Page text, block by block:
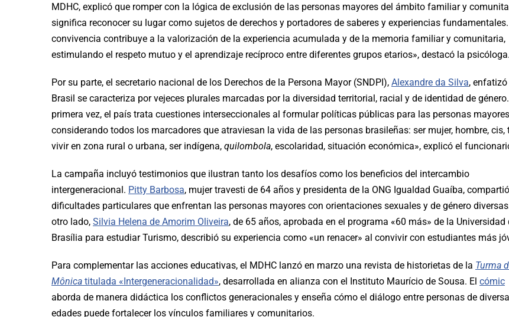
MDHC, explicó que romper con la lógica de exclusión de las personas mayores del ámbito familiar y
significa reconocer su lugar como sujetos de derechos y portadores de saberes y experiencias
convivencia contribuye a la valorización de la experiencia acumulada y de la memoria familiar y comunitaria,
estimulando el respeto mutuo y el aprendizaje recíproco entre diferentes grupos etarios», destacó la psicóloga.
Por su parte, el secretario nacional de los Derechos de la Persona Mayor (SNDPI), Alexandre da Silva,
Brasil se caracteriza por vejeces plurales marcadas por la diversidad territorial, racial y de identidad de
primera vez, el país trata cuestiones interseccionales al formular políticas públicas para las personas
considerando todos los marcadores que atraviesan la vida de las personas brasileñas: ser mujer, hombre, cis,
vivir en zona rural o urbana, ser indígena, quilombola, escolaridad, situación económica», explicó el
La campaña incluyó testimonios que ilustran tanto los desafíos como los beneficios del intercambio
intergeneracional. Pitty Barbosa, mujer travesti de 64 años y presidenta de la ONG Igualdad Guaíba,
dificultades particulares que enfrentan las personas mayores con orientaciones sexuales y de género
otro lado, Silvia Helena de Amorim Oliveira, de 65 años, aprobada en el programa «60 más» de la Universidad
Brasília para estudiar Turismo, describió su experiencia como «un renacer» al convivir con estudiantes más
Para complementar las acciones educativas, el MDHC lanzó en marzo una revista de historietas de la Turma
Mônica titulada «Intergeneracionalidad», desarrollada en alianza con el Instituto Maurício de Sousa. El cómic
aborda de manera didáctica los conflictos generacionales y enseña cómo el diálogo entre personas de
edades puede fortalecer los vínculos familiares y comunitarios.